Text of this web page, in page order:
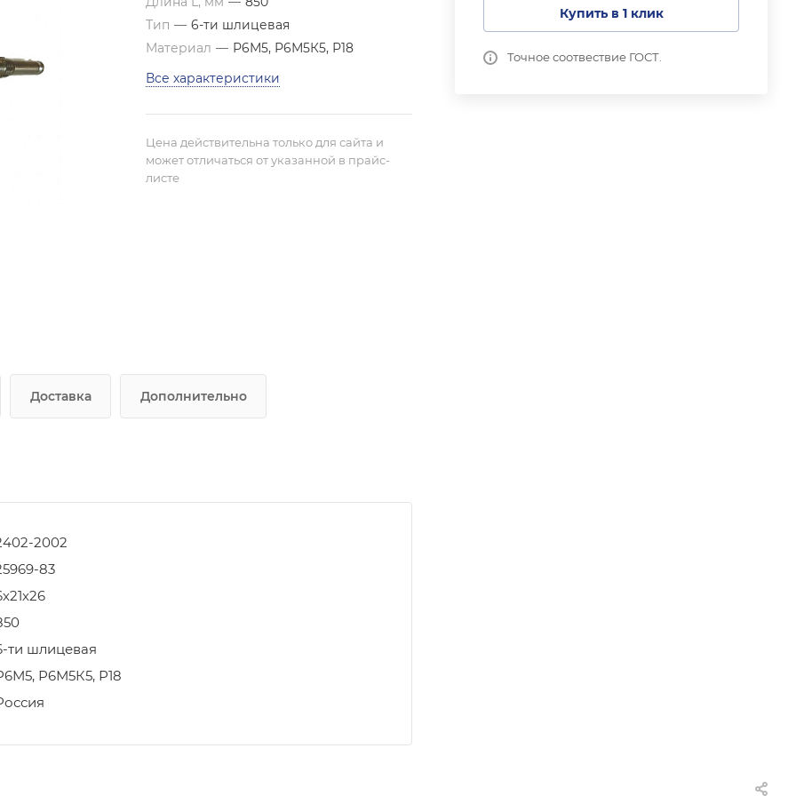
Купить в 1 клик
Точное соотвествие ГОСТ.
Тип — 6-ти шлицевая
Материал — Р6М5, Р6М5К5, Р18
Все характеристики
Цена действительна только для сайта и
может отличаться от указанной в прайс-
листе
Доставка Дополнительно
2002
83
ти шлицевая
Р6М5К5, Р18